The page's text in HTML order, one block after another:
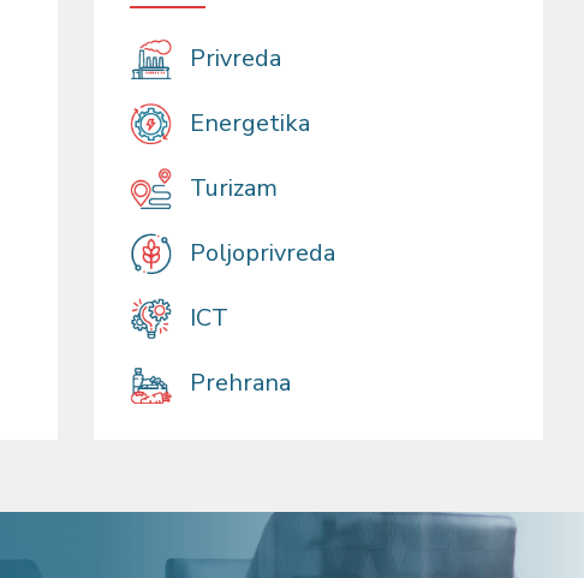
Privreda
Energetika
Turizam
Poljoprivreda
ICT
Prehrana